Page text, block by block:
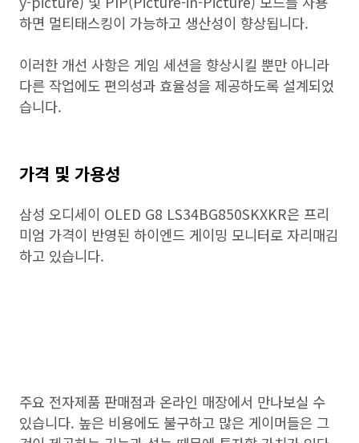
하면 멀티태스킹이 가능하고 생산성이 향상됩니다.
이러한 개선 사항은 게임 세션을 향상시킬 뿐만 아니라
다른 작업에도 편의성과 효율성을 제공하도록 설계되었
습니다.
가격 및 가용성
삼성 오디세이 OLED G8 LS34BG850SKXKR은 프리
미엄 가격이 반영된 하이엔드 게이밍 모니터로 자리매김
하고 있습니다.
주요 전자제품 판매점과 온라인 매장에서 만나보실 수
있습니다. 높은 비용에도 불구하고 많은 게이머들은 그